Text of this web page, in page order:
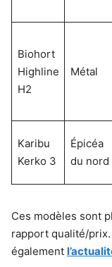
Biohort
Highline
H2
Métal
Karibu
Kerko 3
Épicéa
du nord
Ces modèles sont
rapport qualité/
également